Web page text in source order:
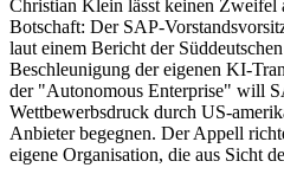
Christian Klein lässt keinen Zweifel
Botschaft: Der SAP-
laut einem Bericht der
Beschleunigung der eigenen KI-
der "Autonomous Enterprise" will
Wettbewerbsdruck durch US-
Anbieter begegnen. Der Appell
eigene Organisation, die aus Sicht